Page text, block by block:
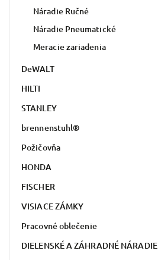
Náradie Ručné
Náradie Pneumatické
Meracie zariadenia
DeWALT
HILTI
STANLEY
brennenstuhl®
Požičovňa
HONDA
FISCHER
VISIACE ZÁMKY
Pracovné oblečenie
DIELENSKÉ A ZÁHRADNÉ NÁRADIE